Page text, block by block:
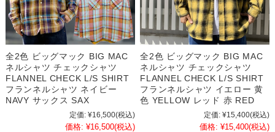
全2色 ビッグマック BIG MAC
ネルシャツ チェックシャツ
FLANNEL CHECK L/S SHIRT
フランネルシャツ ネイビー
NAVY サックス SAX
定価: ¥16,500(税込)
価格: ¥16,500(税込)
全2色 ビッグマック BIG MAC
ネルシャツ チェックシャツ
FLANNEL CHECK L/S SHIRT
フランネルシャツ イエロー 黄
色 YELLOW レッド 赤 RED
定価: ¥15,400(税込)
価格: ¥15,400(税込)